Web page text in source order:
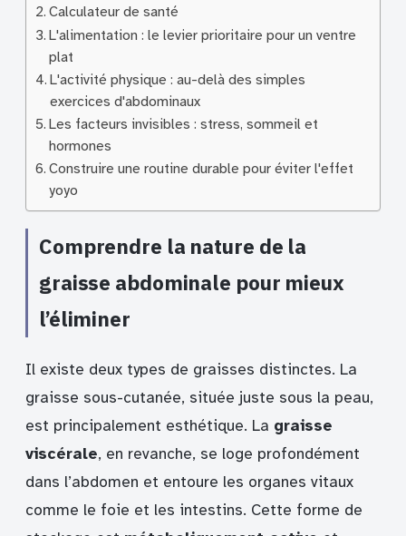
Calculateur de santé
L'alimentation : le levier prioritaire pour un ventre
plat
L'activité physique : au-delà des simples
exercices d'abdominaux
Les facteurs invisibles : stress, sommeil et
hormones
Construire une routine durable pour éviter l'effet
yoyo
Comprendre la nature de la
graisse abdominale pour mieux
l’éliminer
Il existe deux types de graisses distinctes. La
graisse sous-cutanée, située juste sous la peau,
est principalement esthétique. La graisse
viscérale, en revanche, se loge profondément
dans l’abdomen et entoure les organes vitaux
comme le foie et les intestins. Cette forme de